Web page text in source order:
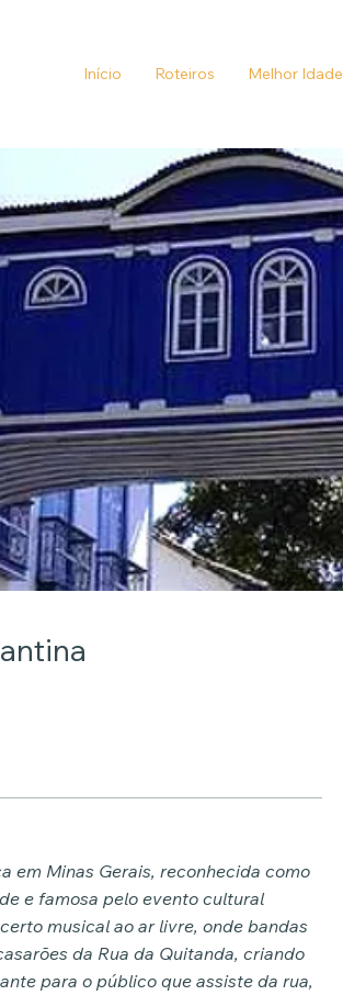
Início Roteiros Melhor Idade
em Minas Gerais, reconhecida como
e famosa pelo evento cultural
musical ao ar livre, onde bandas
da Rua da Quitanda, criando
para o público que assiste da rua,